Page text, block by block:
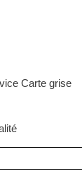
Carte grise